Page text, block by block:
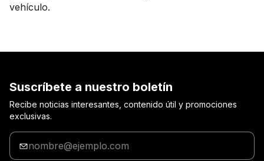
vehículo.
Suscríbete a nuestro boletín
Recibe noticias interesantes, contenido útil y promociones
exclusivas.
Ingrese